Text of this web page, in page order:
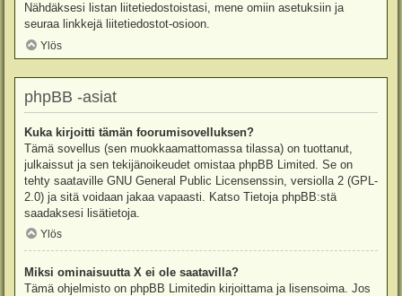
Nähdäksesi listan liitetiedostoistasi, mene omiin asetuksiin ja
seuraa linkkejä liitetiedostot-osioon.
Ylös
phpBB -asiat
Kuka kirjoitti tämän foorumisovelluksen?
Tämä sovellus (sen muokkaamattomassa tilassa) on tuottanut,
julkaissut ja sen tekijänoikeudet omistaa phpBB Limited . Se on
tehty saataville GNU General Public Licensenssin, versiolla 2 (GPL-
2.0) ja sitä voidaan jakaa vapaasti. Katso Tietoja phpBB:stä
saadaksesi lisätietoja.
Ylös
Miksi ominaisuutta X ei ole saatavilla?
Tämä ohjelmisto on phpBB Limitedin kirjoittama ja lisensoima. Jos